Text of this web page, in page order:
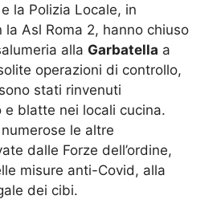
la Polizia Locale, in
la Asl Roma 2, hanno chiuso
alla Garbatella a
operazioni di controllo,
stati rinvenuti
blatte nei locali cucina.
le altre
dalle Forze dell’ordine,
misure anti-Covid, alla
dei cibi.